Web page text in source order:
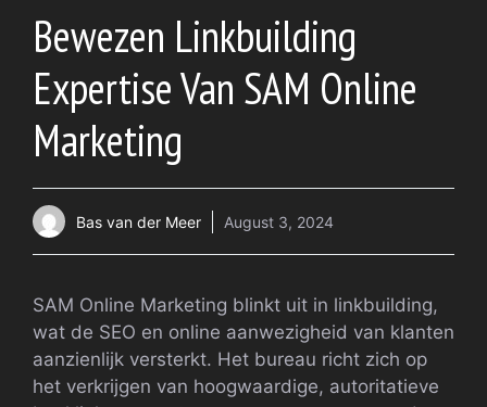
Bewezen Linkbuilding
Expertise Van SAM Online
Marketing
Bas van der Meer August 3, 2024
SAM Online Marketing blinkt uit in linkbuilding,
wat de SEO en online aanwezigheid van klanten
aanzienlijk versterkt. Het bureau richt zich op
het verkrijgen van hoogwaardige, autoritatieve